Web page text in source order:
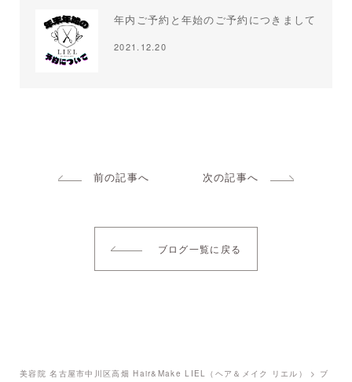
年内ご予約と年始のご予約につきまして
2021.12.20
前の記事へ 次の記事へ
ブログ一覧に戻る
美容院 名古屋市中川区高畑 Hair&Make LIEL（ヘア＆メイク リエル） > ブ